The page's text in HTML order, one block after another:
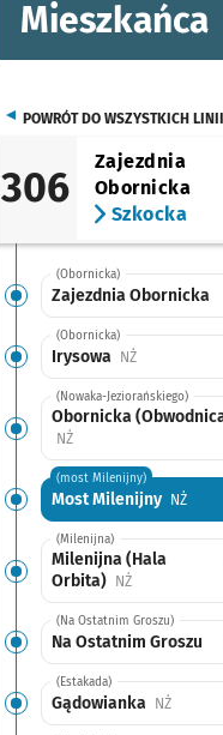
Mieszkańca
POWRÓT DO WSZYSTKICH LINII
306
Zajezdnia
Obornicka
Szkocka
(Obornicka)
Zajezdnia Obornicka
(Obornicka)
Irysowa NŻPrzystanek
(Nowaka-Jeziorańskiego)
Obornicka
NŻPrzystanek na życzenie
(most Milenijny)
Most Milenijny NŻ
(Milenijna)
Milenijna (Hala
Orbita)
NŻPrzystanek
(Na Ostatnim Groszu)
Na Ostatnim Groszu
(Estakada)
Gądowianka NŻ